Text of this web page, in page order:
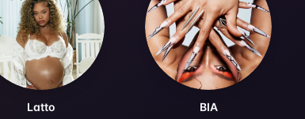
Latto BIA